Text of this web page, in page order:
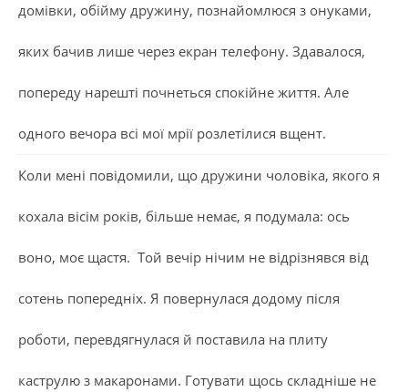
домівки, обійму дружину, познайомлюся з онуками,
яких бачив лише через екран телефону. Здавалося,
попереду нарешті почнеться спокійне життя. Але
одного вечора всі мої мрії розлетілися вщент.
Коли мені повідомили, що дружини чоловіка, якого я
кохала вісім років, більше немає, я подумала: ось
воно, моє щастя. Той вечір нічим не відрізнявся від
сотень попередніх. Я повернулася додому після
роботи, перевдягнулася й поставила на плиту
каструлю з макаронами. Готувати щось складніше не